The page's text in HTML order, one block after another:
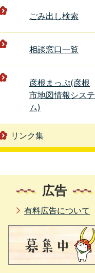
ごみ出し検索
相談窓口一覧
彦根まっぷ(彦根
市地図情報システ
ム)
リンク集
広告
有料広告について